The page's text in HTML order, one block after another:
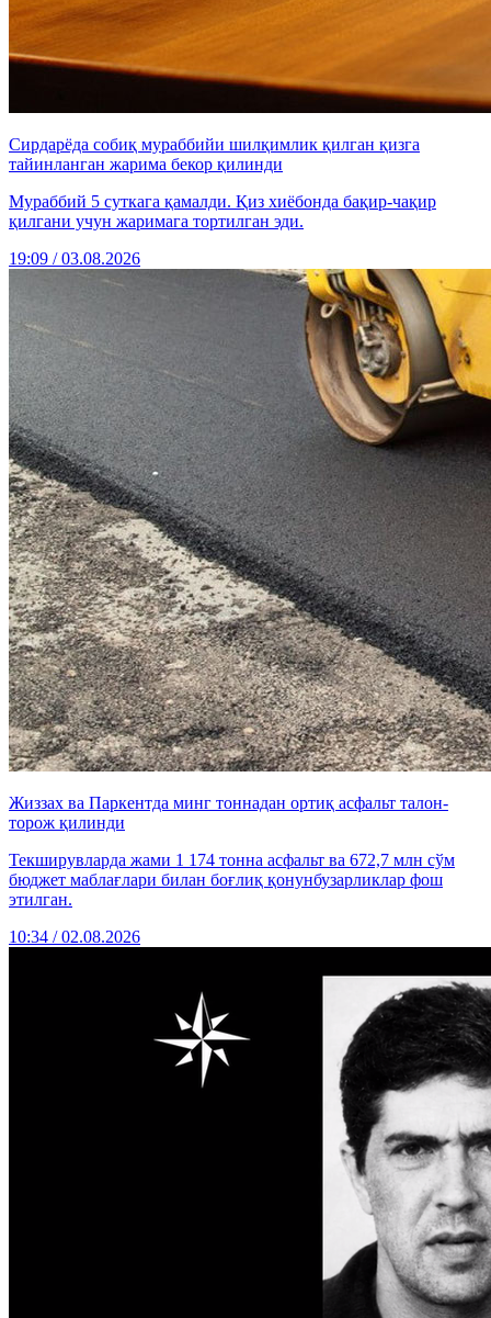
Сирдарёда собиқ мураббийи шилқимлик қилган қизга
тайинланган жарима бекор қилинди
Мураббий 5 суткага қамалди. Қиз хиёбонда бақир-чақир
қилгани учун жаримага тортилган эди.
19:09 / 03.08.2026
Жиззах ва Паркентда минг тоннадан ортиқ асфальт талон-
торож қилинди
Текширувларда жами 1 174 тонна асфальт ва 672,7 млн сўм
бюджет маблағлари билан боғлиқ қонунбузарликлар фош
этилган.
10:34 / 02.08.2026